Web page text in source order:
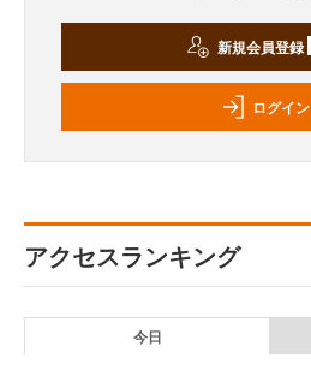
新規会員登録
ログイン
アクセスランキング
今日